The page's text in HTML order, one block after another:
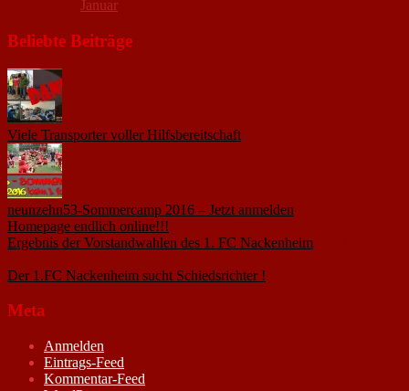
Januar
Beliebte Beiträge
Viele Transporter voller Hilfsbereitschaft
neunzehn53-Sommercamp 2016 – Jetzt anmelden
Homepage endlich online!!!
Ergebnis der Vorstandwahlen des 1. FC Nackenheim
Der 1.FC Nackenheim sucht Schiedsrichter !
Meta
Anmelden
Eintrags-Feed
Kommentar-Feed